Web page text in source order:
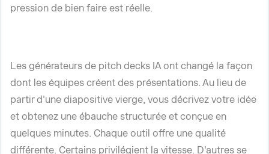
pression de bien faire est réelle.
Les générateurs de pitch decks IA ont changé la façon
dont les équipes créent des présentations. Au lieu de
partir d'une diapositive vierge, vous décrivez votre idée
et obtenez une ébauche structurée et conçue en
quelques minutes. Chaque outil offre une qualité
différente. Certains privilégient la vitesse. D'autres se